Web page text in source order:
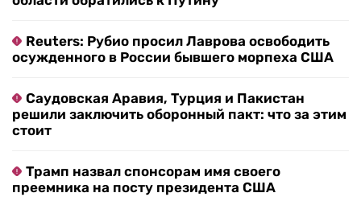
Reuters: Рубио просил Лаврова освободить
осужденного в России бывшего морпеха США
Саудовская Аравия, Турция и Пакистан
решили заключить оборонный пакт: что за этим
стоит
Трамп назвал спонсорам имя своего
преемника на посту президента США